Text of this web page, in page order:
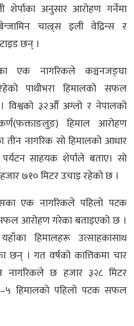
शेर्पाका अनुसार आरोहण गर्नेमा
चाल्र्स इली वेद्रिन्स र
छन् ।
एक नागरिकले कञ्चनजङ्घा
पाथीभरा हिमालको सफल
विश्वको ३२औँ अग्लो र नेपालको
हिमाल आरोहण
तीन नागरिक सो हिमालको आधार
पर्यटन साहयक शेर्पाले बताए। सो
७१० मिटर उचाइ रहेको छ ।
एक नागरिकले पहिलो पटक
आरोहण गरेका बताइएको छ ।
हिमालहरू उत्साहकासाथ
छन् । गत वर्षको कात्तिकमा चार
नागरिकले छ हजार ३२८ मिटर
हिमालको पहिलो पटक सफल